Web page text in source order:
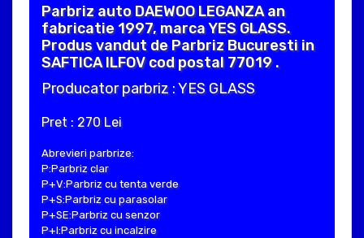
Parbriz auto DAEWOO LEGANZA an
fabricatie 1997, marca YES GLASS.
Produs vandut de Parbriz Bucuresti in
SAFTICA ILFOV cod postal 77019 .
Producator parbriz : YES GLASS
Pret : 270 Lei
Abrevieri parbrize:
P:Parbriz clar
P+V:Parbriz cu tenta verde
P+S:Parbriz cu parasolar
P+SE:Parbriz cu senzor
P+I:Parbriz cu incalzire